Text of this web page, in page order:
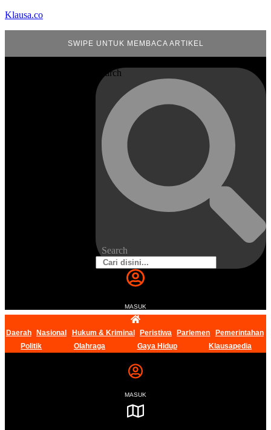
Klausa.co
SWIPE UNTUK MEMBACA ARTIKEL
Search
Search
MASUK
Daerah Nasional Hukum & Kriminal Peristiwa Parlemen
Pemerintahan
Politik
Olahraga Gaya Hidup Klausapedia
MASUK